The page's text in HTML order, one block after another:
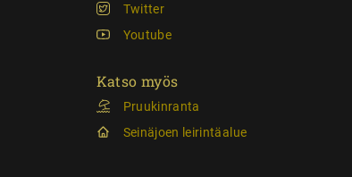
Twitter
Youtube
Katso myös
Pruukinranta
Seinäjoen leirintäalue